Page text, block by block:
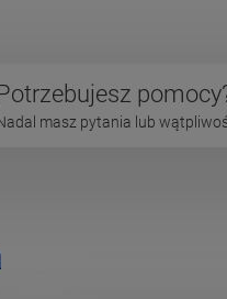
masz pytania lub